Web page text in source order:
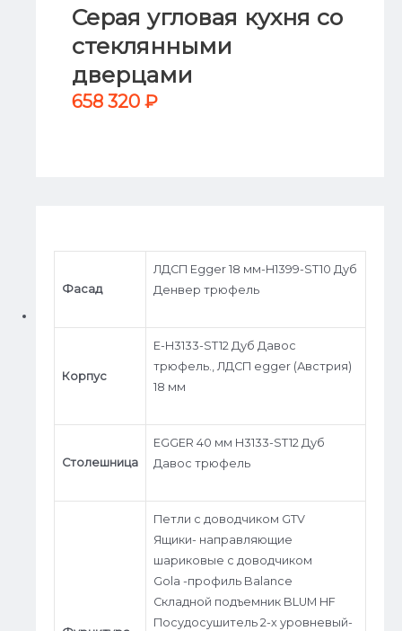
Серая угловая кухня со
стеклянными
дверцами
658 320 ₽
Фасад
ЛДСП Egger 18 мм-H1399-ST10 Дуб
Денвер трюфель
Корпус
E-H3133-ST12 Дуб Давос
трюфель., ЛДСП egger (Австрия)
18 мм
Столешница
EGGER 40 мм H3133-ST12 Дуб
Давос трюфель
Петли с доводчиком GTV
Ящики- направляющие
шариковые с доводчиком
Gola -профиль Balance
Складной подъемник BLUM HF
Посудосушитель 2-х уровневый-